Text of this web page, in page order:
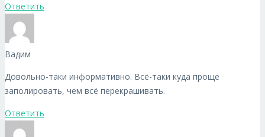
Ответить
Вадим
Довольно-таки информативно. Всё-таки куда проще
заполировать, чем всё перекрашивать.
Ответить